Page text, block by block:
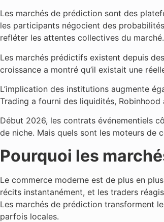
Les marchés de prédiction sont des
les participants négocient des
refléter les attentes collectives du marché.
Les marchés prédictifs existent depuis
croissance a montré qu’il existait une
L’implication des institutions augmente
Trading a fourni des liquidités,
Début 2026, les contrats événementiels
de niche. Mais quels sont les moteurs de
Pourquoi les
Le commerce moderne est de plus en
récits instantanément, et les traders
Les marchés de prédiction transforment
parfois locales.